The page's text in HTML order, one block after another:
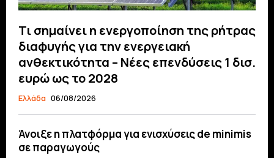
Τι σημαίνει η ενεργοποίηση της ρήτρας
διαφυγής για την ενεργειακή
ανθεκτικότητα – Νέες επενδύσεις 1 δισ.
ευρώ ως το 2028
Ελλάδα 06/08/2026
Άνοιξε η πλατφόρμα για ενισχύσεις de minimis
σε παραγωγούς